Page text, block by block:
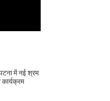
में नई श्रम